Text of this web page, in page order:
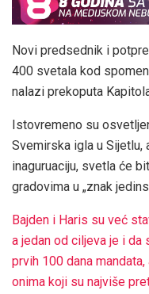
Novi predsednik i
400 svetala kod
nalazi prekoputa
Istovremeno su
Svemirska igla u Sijetlu,
inaguruaciju, svetla će
gradovima u „znak
Bajden i Haris su već
a jedan od ciljeva je i da
prvih 100 dana
onima koji su najviše